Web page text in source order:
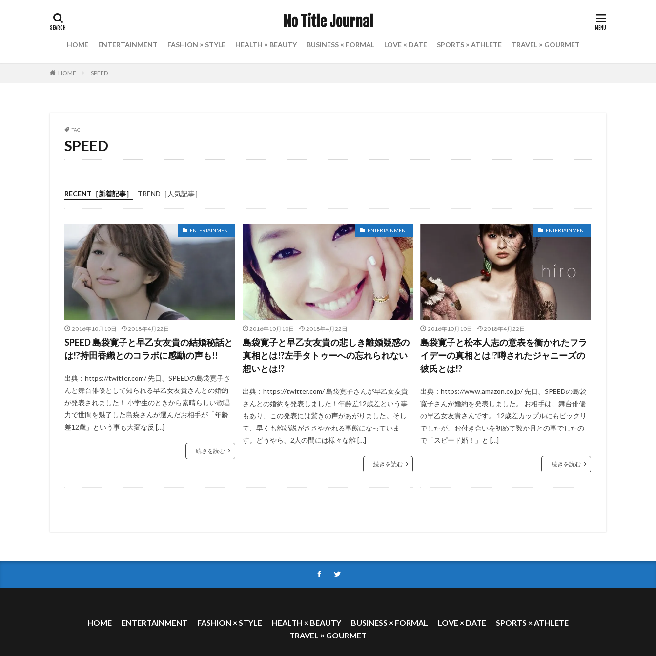
No Title Journal
HOME ENTERTAINMENT FASHION × STYLE HEALTH × BEAUTY BUSINESS × FORMAL LOVE × DATE SPORTS × ATHLETE TRAVEL × GOURMET
ルイヴィトン ヴィンテージマンション
ロードバイク ワイン ワンルーム
三代目J Soul Brothers
三宅健 三宅恵美 三浦春馬 三浦翔平 三菱東京UFJ銀行
上地雄輔
検索
HOME SPEED
TAG
SPEED
RECENT［新着記事］ TREND［人気記事］
ENTERTAINMENT
2016年10月10日 2018年4月22日
SPEED 島袋寛子と早乙女友貴の結婚秘話と
は!?持田香織とのコラボに感動の声も!!
出典：https://twitter.com/ 先日、SPEEDの島袋寛子さ
んと舞台俳優として知られる早乙女友貴さんとの婚約
が発表されました！ 小学生のときから素晴らしい歌唱
力で世間を魅了した島袋さんが選んだお相手が「年齢
差12歳」という事も大変な反 […]
続きを読む
ENTERTAINMENT
2016年10月10日 2018年4月22日
島袋寛子と早乙女友貴の悲しき離婚疑惑の
真相とは!?左手タトゥーへの忘れられない
想いとは!?
出典：https://twitter.com/ 島袋寛子さんが早乙女友貴
さんとの婚約を発表しました！年齢差12歳差という事
もあり、この発表には驚きの声があがりました。そし
て、早くも離婚説がささやかれる事態になっていま
す。どうやら、2人の間には様々な離 […]
続きを読む
ENTERTAINMENT
2016年10月10日 2018年4月22日
島袋寛子と松本人志の意表を衝かれたフラ
イデーの真相とは!?噂されたジャニーズの
彼氏とは!?
出典：https://www.amazon.co.jp/ 先日、SPEEDの島袋
寛子さんが婚約を発表しました。 お相手は、舞台俳優
の早乙女友貴さんです。 12歳差カップルにもビックリ
でしたが、お付き合いを初めて数か月との事でしたの
で「スピード婚！」と […]
続きを読む
HOME ENTERTAINMENT FASHION × STYLE HEALTH × BEAUTY BUSINESS × FORMAL LOVE × DATE
SPORTS × ATHLETE
TRAVEL × GOURMET